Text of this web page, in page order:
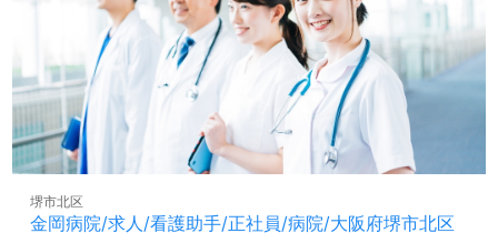
等、担当コンサルタントよりご案内します。お問い合わせ
も遠慮なくお願いします。
全国の求人ご紹介！医療/福祉業界の正社員/パート求人探
しは【ウィルオブ介護】＊求人情報収集、将来的に検討の
方も遠慮なく＊
LINE、メール、お電話などご希望に応じてお問い合わせ/ご
相談可能です。転職相談、求人紹介、年収交渉など完全無
あり！＞"転職支援"のプロと一緒に転職活動！お問い合わ
せお待ちしております。
金岡病院/求人/看護助手/正社員/病院/大阪府堺市北区
堺市北区